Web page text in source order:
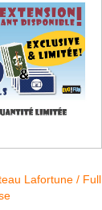
Lafortune / Full